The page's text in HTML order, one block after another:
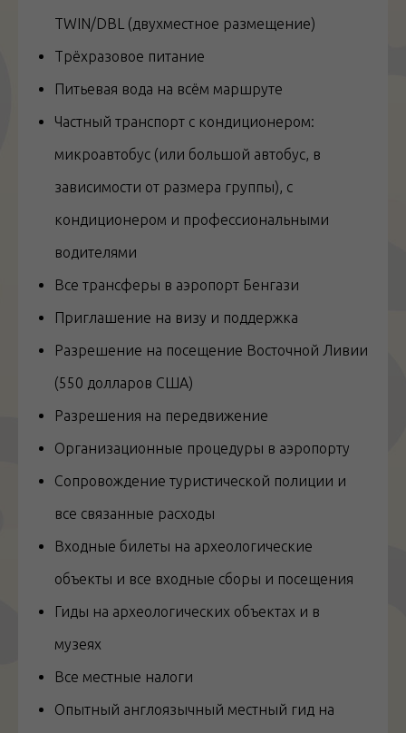
TWIN/DBL (двухместное размещение)
Трёхразовое питание
Питьевая вода на всём маршруте
Частный транспорт с кондиционером:
микроавтобус (или большой автобус, в
зависимости от размера группы), с
кондиционером и профессиональными
водителями
Все трансферы в аэропорт Бенгази
Приглашение на визу и поддержка
Разрешение на посещение Восточной Ливии
(550 долларов США)
Разрешения на передвижение
Организационные процедуры в аэропорту
Сопровождение туристической полиции и
все связанные расходы
Входные билеты на археологические
объекты и все входные сборы и посещения
Гиды на археологических объектах и в
музеях
Все местные налоги
Опытный англоязычный местный гид на